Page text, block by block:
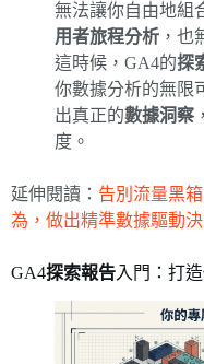
無法讓你自由地組
用者旅程分析 ，也
這時候，GA4的探
你數據分析的無限
出真正的數據洞察
度。
延伸閱讀： 告別流量黑
為，做出精準數據驅動決
GA4探索報告入門：打